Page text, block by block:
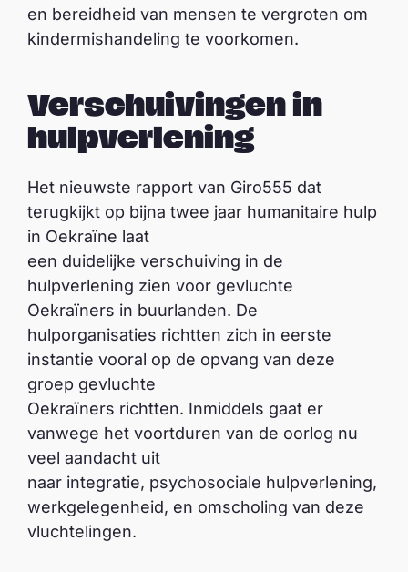
en bereidheid van mensen te vergroten om
kindermishandeling te voorkomen.
Verschuivingen in
hulpverlening
Het nieuwste rapport van Giro555 dat
terugkijkt op bijna twee jaar humanitaire hulp
in Oekraïne laat
een duidelijke verschuiving in de
hulpverlening zien voor gevluchte
Oekraïners in buurlanden. De
hulporganisaties richtten zich in eerste
instantie vooral op de opvang van deze
groep gevluchte
Oekraïners richtten. Inmiddels gaat er
vanwege het voortduren van de oorlog nu
veel aandacht uit
naar integratie, psychosociale hulpverlening,
werkgelegenheid, en omscholing van deze
vluchtelingen.